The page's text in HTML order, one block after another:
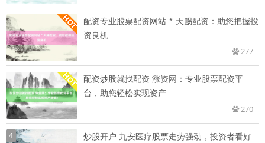
配资专业股票配资网站 * 天赐配资：助您把握投
资良机
277
配资炒股就找配资 涨资网：专业股票配资平
台，助您轻松实现资产
270
4
炒股开户 九安医疗股票走势强劲，投资者看好